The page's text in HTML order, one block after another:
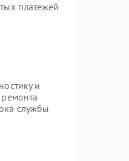
платежей
и
службы